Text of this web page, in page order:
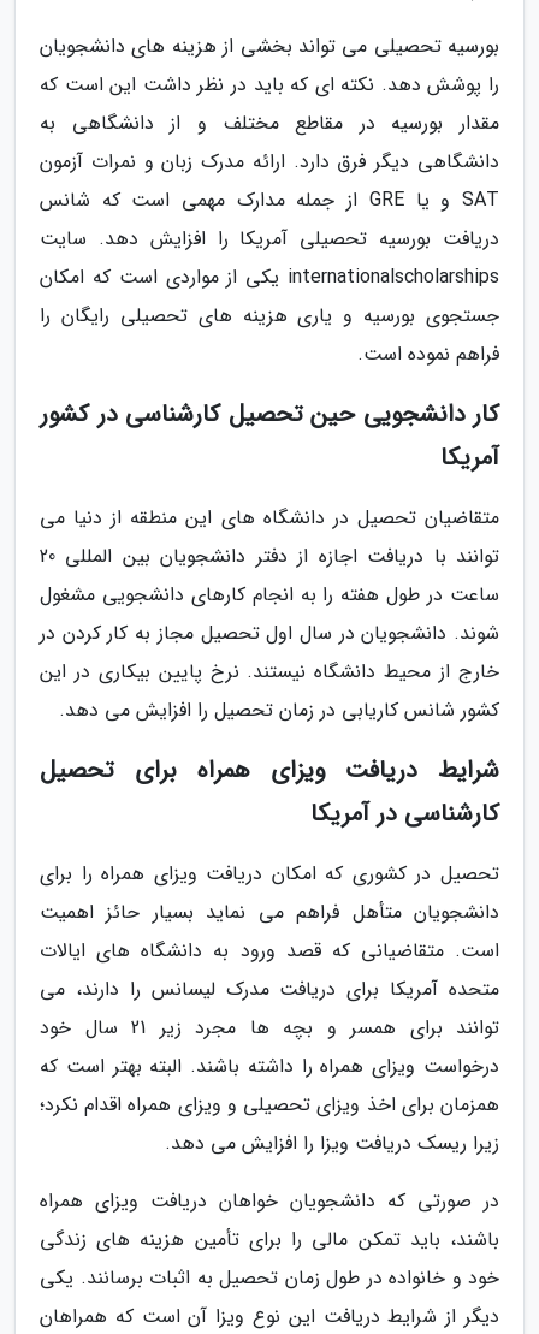
بورسیه تحصیلی می تواند بخشی از هزینه های دانشجویان
را پوشش دهد. نکته ای که باید در نظر داشت این است که
مقدار بورسیه در مقاطع مختلف و از دانشگاهی به
دانشگاهی دیگر فرق دارد. ارائه مدرک زبان و نمرات آزمون
SAT و یا GRE از جمله مدارک مهمی است که شانس
دریافت بورسیه تحصیلی آمریکا را افزایش دهد. سایت
internationalscholarships یکی از مواردی است که امکان
جستجوی بورسیه و یاری هزینه های تحصیلی رایگان را
فراهم نموده است.
کار دانشجویی حین تحصیل کارشناسی در کشور
آمریکا
متقاضیان تحصیل در دانشگاه های این منطقه از دنیا می
توانند با دریافت اجازه از دفتر دانشجویان بین المللی 20
ساعت در طول هفته را به انجام کارهای دانشجویی مشغول
شوند. دانشجویان در سال اول تحصیل مجاز به کار کردن در
خارج از محیط دانشگاه نیستند. نرخ پایین بیکاری در این
کشور شانس کاریابی در زمان تحصیل را افزایش می دهد.
شرایط دریافت ویزای همراه برای تحصیل
کارشناسی در آمریکا
تحصیل در کشوری که امکان دریافت ویزای همراه را برای
دانشجویان متأهل فراهم می نماید بسیار حائز اهمیت
است. متقاضیانی که قصد ورود به دانشگاه های ایالات
متحده آمریکا برای دریافت مدرک لیسانس را دارند، می
توانند برای همسر و بچه ها مجرد زیر 21 سال خود
درخواست ویزای همراه را داشته باشند. البته بهتر است که
همزمان برای اخذ ویزای تحصیلی و ویزای همراه اقدام نکرد؛
زیرا ریسک دریافت ویزا را افزایش می دهد.
در صورتی که دانشجویان خواهان دریافت ویزای همراه
باشند، باید تمکن مالی را برای تأمین هزینه های زندگی
خود و خانواده در طول زمان تحصیل به اثبات برسانند. یکی
دیگر از شرایط دریافت این نوع ویزا آن است که همراهان